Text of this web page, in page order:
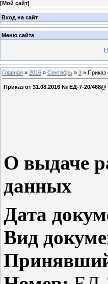
[Мой сайт]
Вход на сайт
Меню сайта
Главная » 2016 » Сентябрь » 3 »
Приказ от 31.08.2016 № ЕД-7-20/468@
О выдаче
данных
Дата
Вид